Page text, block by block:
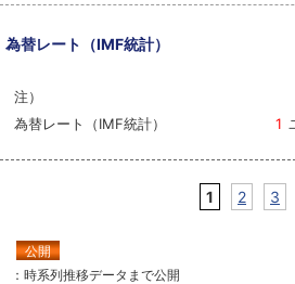
為替レート（IMF統計）
注）
為替レート（IMF統計）
1
1 2 3
公開
：時系列推移データまで公開